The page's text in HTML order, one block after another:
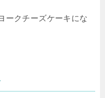
ークチーズケーキにな